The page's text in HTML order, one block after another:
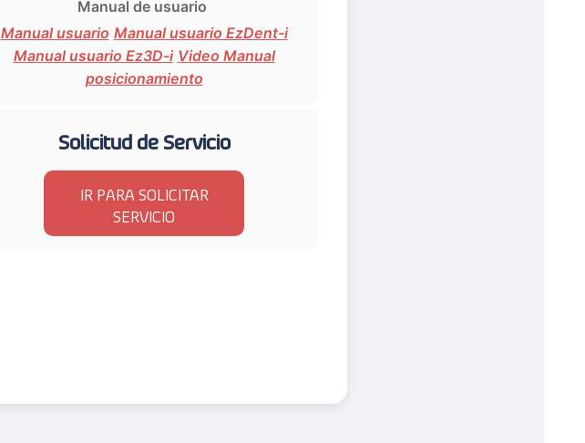
Manual de usuario
Manual usuario Manual usuario EzDent-i
Manual usuario Ez3D-i Video Manual
posicionamiento
Solicitud de Servicio
IR PARA SOLICITAR
SERVICIO